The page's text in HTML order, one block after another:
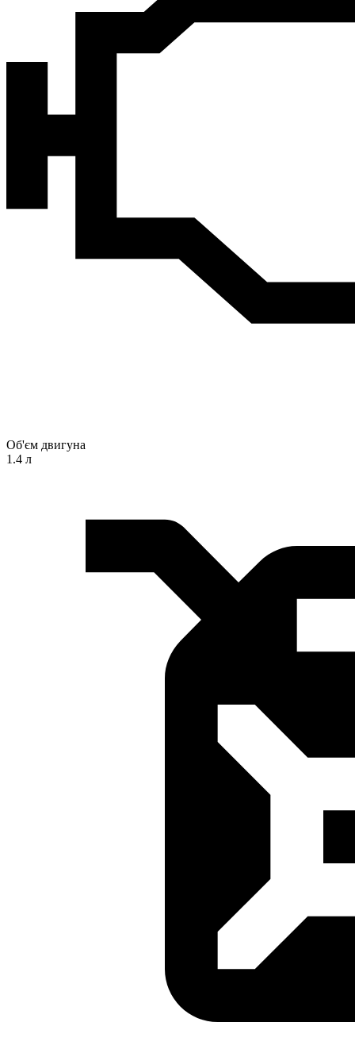
Об'єм двигуна
1.4 л